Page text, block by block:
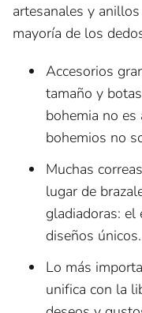
artesanales y
mayoría de los
Accesorios
tamaño y
bohemia no es
bohemios no
Muchas
lugar de
gladiadoras:
diseños únicos.
Lo más
unifica con la